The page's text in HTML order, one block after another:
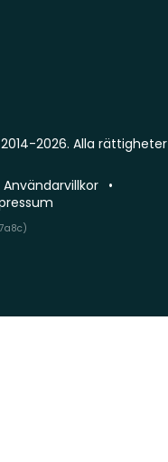
2026. Alla rättigheter
Användarvillkor